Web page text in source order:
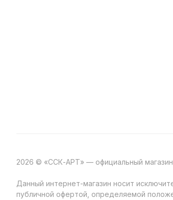
2026 © «ССК-АРТ» — официальный
Данный интернет-магазин носит
публичной офертой, определяемой